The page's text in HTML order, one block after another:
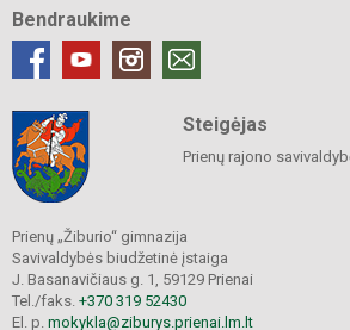
Bendraukime
Steigėjas
Prienų rajono
Prienų „Žiburio“ gimnazija
Savivaldybės biudžetinė įstaiga
J. Basanavičiaus g. 1, 59129 Prienai
Tel./faks. +370 319 52430
El. p. mokykla@ziburys.prienai.lm.lt